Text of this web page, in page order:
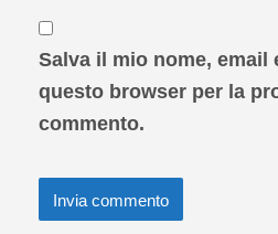
Salva il mio nome, email
questo browser per la
commento.